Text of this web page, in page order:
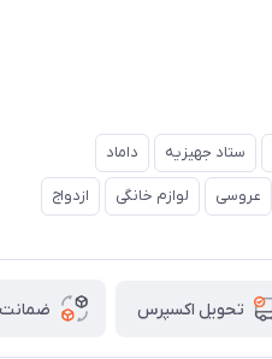
ستاد جهیزیه داماد
عروسی لوازم خانگی ازدواج
تحویل اکسپرس ضمانت